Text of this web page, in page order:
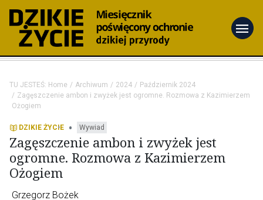
menu
TU JESTEŚ: Home Archiwum 2024
Październik 2024
Zagęszczenie ambon i zwyżek jest ogromne. Rozmowa z Kazimierzem
Ożogiem
DZIKIE ŻYCIE • Wywiad
Zagęszczenie ambon i zwyżek jest
ogromne. Rozmowa z Kazimierzem
Ożogiem
Grzegorz Bożek